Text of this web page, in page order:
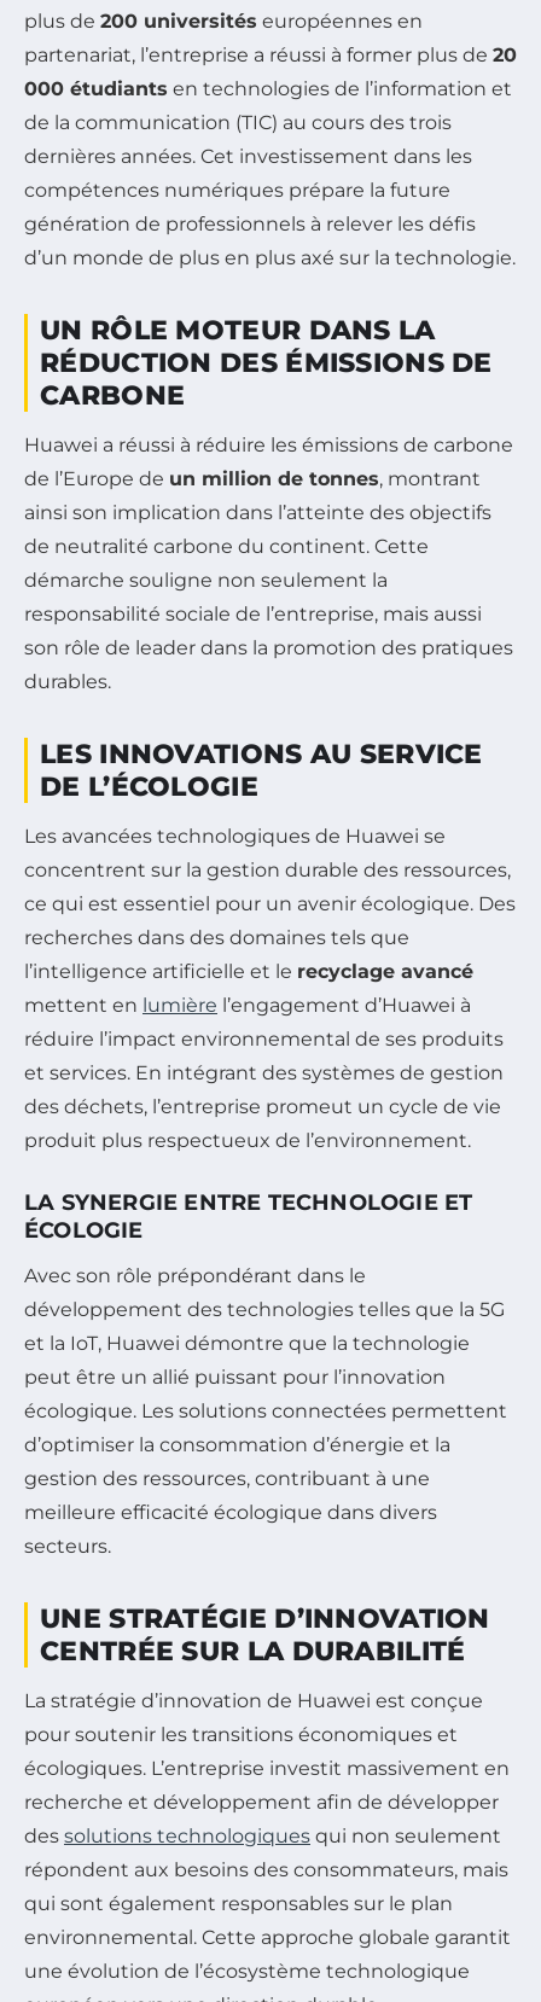
plus de 200 universités européennes en
partenariat, l’entreprise a réussi à former plus de 20
000 étudiants en technologies de l’information et
de la communication (TIC) au cours des trois
dernières années. Cet investissement dans les
compétences numériques prépare la future
génération de professionnels à relever les défis
d’un monde de plus en plus axé sur la technologie.
UN RÔLE MOTEUR DANS LA
RÉDUCTION DES ÉMISSIONS DE
CARBONE
Huawei a réussi à réduire les émissions de carbone
de l’Europe de un million de tonnes, montrant
ainsi son implication dans l’atteinte des objectifs
de neutralité carbone du continent. Cette
démarche souligne non seulement la
responsabilité sociale de l’entreprise, mais aussi
son rôle de leader dans la promotion des pratiques
durables.
LES INNOVATIONS AU SERVICE
DE L’ÉCOLOGIE
Les avancées technologiques de Huawei se
concentrent sur la gestion durable des ressources,
ce qui est essentiel pour un avenir écologique. Des
recherches dans des domaines tels que
l’intelligence artificielle et le recyclage avancé
mettent en lumière l’engagement d’Huawei à
réduire l’impact environnemental de ses produits
et services. En intégrant des systèmes de gestion
des déchets, l’entreprise promeut un cycle de vie
produit plus respectueux de l’environnement.
LA SYNERGIE ENTRE TECHNOLOGIE ET
ÉCOLOGIE
Avec son rôle prépondérant dans le
développement des technologies telles que la 5G
et la IoT, Huawei démontre que la technologie
peut être un allié puissant pour l’innovation
écologique. Les solutions connectées permettent
d’optimiser la consommation d’énergie et la
gestion des ressources, contribuant à une
meilleure efficacité écologique dans divers
secteurs.
UNE STRATÉGIE D’INNOVATION
CENTRÉE SUR LA DURABILITÉ
La stratégie d’innovation de Huawei est conçue
pour soutenir les transitions économiques et
écologiques. L’entreprise investit massivement en
recherche et développement afin de développer
des solutions technologiques qui non seulement
répondent aux besoins des consommateurs, mais
qui sont également responsables sur le plan
environnemental. Cette approche globale garantit
une évolution de l’écosystème technologique